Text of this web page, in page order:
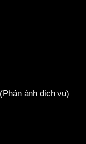
(Phản ánh dịch vụ)